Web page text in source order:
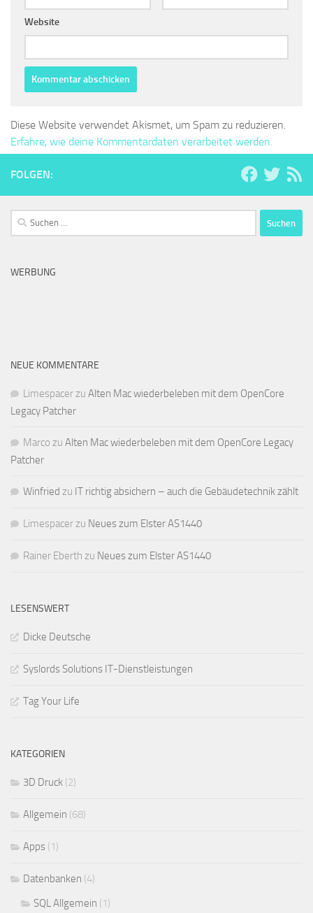
Website
Diese Website verwendet Akismet, um Spam zu reduzieren.
Erfahre, wie deine Kommentardaten verarbeitet werden.
FOLGEN:
Suchen
nach:
WERBUNG
NEUE KOMMENTARE
Limespacerzu Alten Mac wiederbeleben mit dem OpenCore
Legacy Patcher
Marco zu Alten Mac wiederbeleben mit dem OpenCore Legacy
Patcher
Winfried zu IT richtig absichern – auch die Gebäudetechnik zählt
Limespacerzu Neues zum Elster AS1440
Rainer Eberth zu Neues zum Elster AS1440
LESENSWERT
Dicke Deutsche
Syslords Solutions IT-Dienstleistungen
Tag Your Life
KATEGORIEN
3D Druck (2)
Allgemein (68)
Apps (1)
Datenbanken (4)
SQL Allgemein (1)